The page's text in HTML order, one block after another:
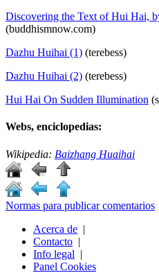
Discovering the Text of Hui Hai,
(buddhismnow.com)
Dazhu Huihai (1) (terebess)
Dazhu Huihai (2) (terebess)
Hui Hai On Sudden Illumination
Webs, enciclopedias:
Wikipedia: Baizhang Huaihai
Normas para publicar comentarios
Acerca de |
Contacto |
Info legal |
Panel Cookies